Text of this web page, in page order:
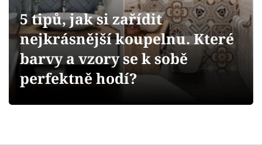
Přihlášení
Sledujte nás
5 tipů, jak si zařídit
nejkrásnější koupelnu. Které
barvy a vzory se k sobě
perfektně hodí?